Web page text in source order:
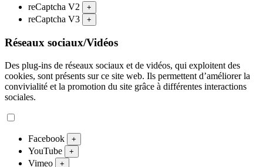
reCaptcha V2 +
reCaptcha V3 +
Réseaux sociaux/Vidéos
Des plug-ins de réseaux sociaux et de vidéos, qui exploitent des
cookies, sont présents sur ce site web. Ils permettent d’améliorer la
convivialité et la promotion du site grâce à différentes interactions
sociales.
Facebook +
YouTube +
Vimeo +